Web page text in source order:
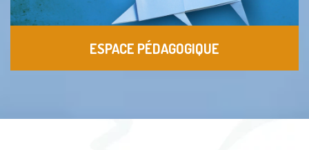
ESPACE PÉDAGOGIQUE